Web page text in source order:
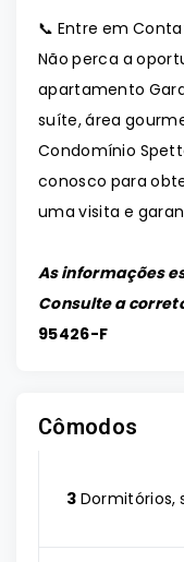
📞 Entre em
Não perca a
apartamento
suíte, área
Condomínio
conosco para
uma visita e
As informações
Consulte a
95426-F
Cômodos
3 Dormitórios,